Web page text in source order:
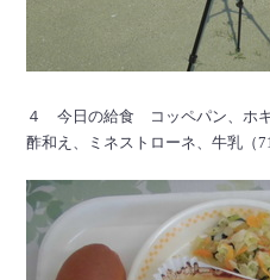
４ 今日の給食 コッペパン、ホ
酢和え、ミネストローネ、牛乳（